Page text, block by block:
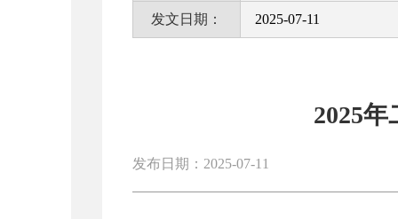
发文日期： 2025-07-11
2025
发布日期：2025-07-11